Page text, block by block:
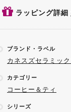
ラッピング詳細
ブランド・ラベル
カネスズセラミック
カテゴリー
コーヒー＆ティ
シリーズ